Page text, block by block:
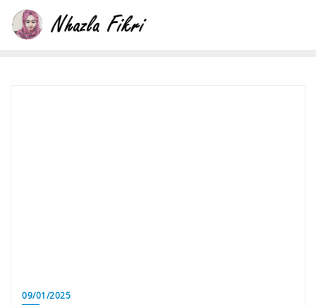
content
09/01/2025